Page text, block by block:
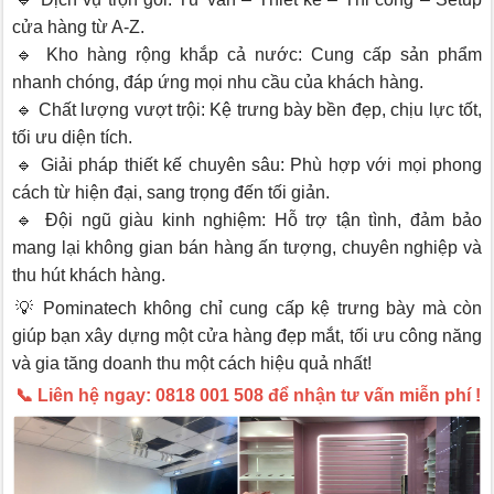
cửa hàng từ A-Z.
🔹 Kho hàng rộng khắp cả nước: Cung cấp sản phẩm
nhanh chóng, đáp ứng mọi nhu cầu của khách hàng.
🔹 Chất lượng vượt trội: Kệ trưng bày bền đẹp, chịu lực tốt,
tối ưu diện tích.
🔹 Giải pháp thiết kế chuyên sâu: Phù hợp với mọi phong
cách từ hiện đại, sang trọng đến tối giản.
🔹 Đội ngũ giàu kinh nghiệm: Hỗ trợ tận tình, đảm bảo
mang lại không gian bán hàng ấn tượng, chuyên nghiệp và
thu hút khách hàng.
💡 Pominatech không chỉ cung cấp kệ trưng bày mà còn
giúp bạn xây dựng một cửa hàng đẹp mắt, tối ưu công năng
và gia tăng doanh thu một cách hiệu quả nhất!
📞 Liên hệ ngay: 0818 001 508 để nhận tư vấn miễn phí !